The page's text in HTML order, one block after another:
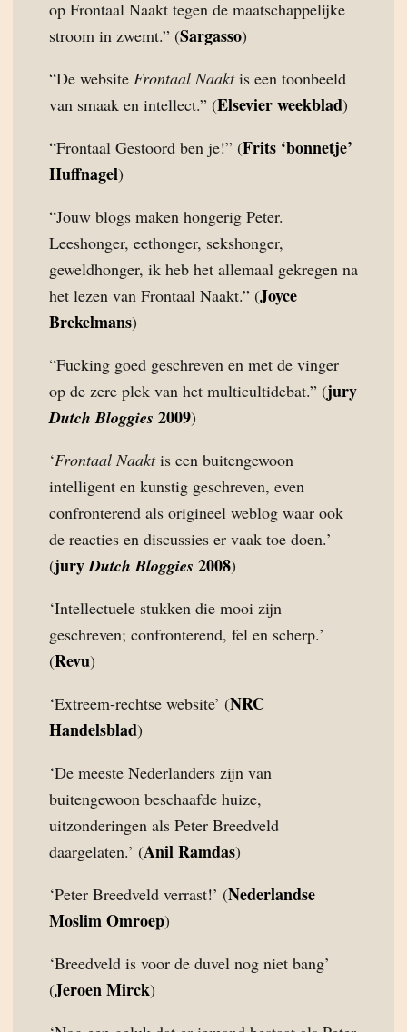
op Frontaal Naakt tegen de maatschappelijke
stroom in zwemt.” (Sargasso)
“De website Frontaal Naaktis een toonbeeld
van smaak en intellect.” (Elsevier weekblad)
“Frontaal Gestoord ben je!” (Frits ‘bonnetje’
Huffnagel)
“Jouw blogs maken hongerig Peter.
Leeshonger, eethonger, sekshonger,
geweldhonger, ik heb het allemaal gekregen na
het lezen van Frontaal Naakt.” (Joyce
Brekelmans)
“Fucking goed geschreven en met de vinger
op de zere plek van het multicultidebat.” (jury
Dutch Bloggies 2009)
‘Frontaal Naaktis een buitengewoon
intelligent en kunstig geschreven, even
confronterend als origineel weblog waar ook
de reacties en discussies er vaak toe doen.’
(juryDutch Bloggies 2008)
‘Intellectuele stukken die mooi zijn
geschreven; confronterend, fel en scherp.’
(Revu)
‘Extreem-rechtse website’ (NRC
Handelsblad)
‘De meeste Nederlanders zijn van
buitengewoon beschaafde huize,
uitzonderingen als Peter Breedveld
daargelaten.’ (Anil Ramdas)
‘Peter Breedveld verrast!’ (Nederlandse
Moslim Omroep)
‘Breedveld is voor de duvel nog niet bang’
(Jeroen Mirck)